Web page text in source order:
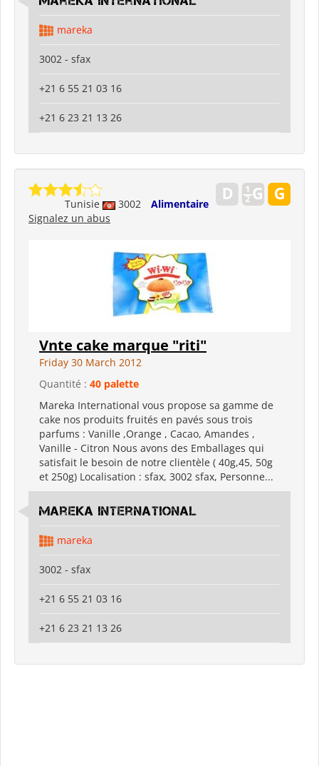
mareka
3002 - sfax
+21 6 55 21 03 16
+21 6 23 21 13 26
Tunisie 3002
Alimentaire
Signalez un abus
Vnte cake marque "riti"
Friday 30 March 2012
Quantité : 40 palette
Mareka International vous propose sa gamme de
cake nos produits fruités en pavés sous trois
parfums : Vanille ,Orange , Cacao, Amandes ,
Vanille - Citron Nous avons des Emballages qui
satisfait le besoin de notre clientèle ( 40g,45, 50g
et 250g) Localisation : sfax, 3002 sfax, Personne...
Mareka international
mareka
3002 - sfax
+21 6 55 21 03 16
+21 6 23 21 13 26